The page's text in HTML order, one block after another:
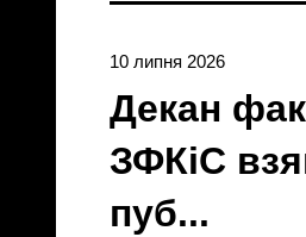
10 липня 2026
Декан
ЗФКіС
пуб...